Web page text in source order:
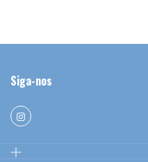
Siga-nos